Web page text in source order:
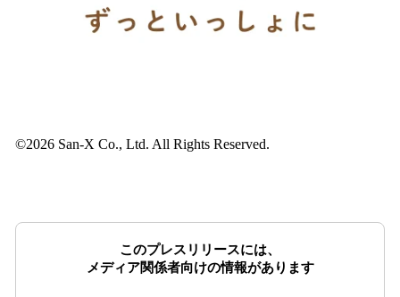
©2026 San-X Co., Ltd. All Rights Reserved.
このプレスリリースには、
メディア関係者向けの情報があります